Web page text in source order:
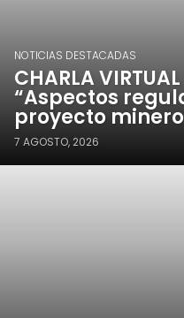
NOTICIAS DESTACADAS
CHARLA
“Aspectos
proyecto
7 AGOSTO, 2026